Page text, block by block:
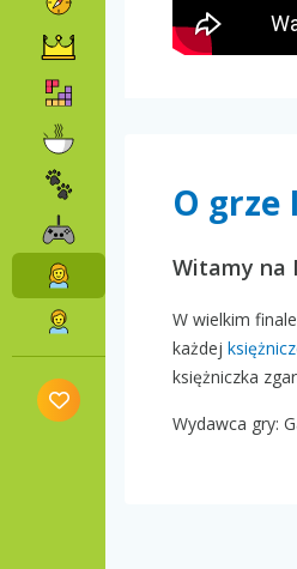
O
Witamy na
W wielkim
każdej
księżniczka
Wydawca gry: